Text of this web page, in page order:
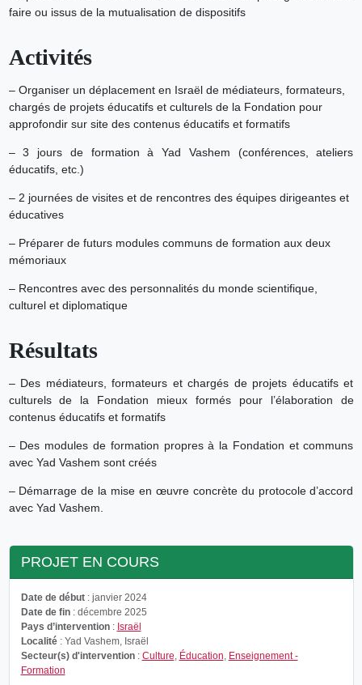
faire ou issus de la mutualisation de dispositifs
Activités
– Organiser un déplacement en Israël de médiateurs, formateurs,
chargés de projets éducatifs et culturels de la Fondation pour
approfondir sur site des contenus éducatifs et formatifs
– 3 jours de formation à Yad Vashem (conférences, ateliers
éducatifs, etc.)
– 2 journées de visites et de rencontres des équipes dirigeantes et
éducatives
– Préparer de futurs modules communs de formation aux deux
mémoriaux
– Rencontres avec des personnalités du monde scientifique,
culturel et diplomatique
Résultats
– Des médiateurs, formateurs et chargés de projets éducatifs et
culturels de la Fondation mieux formés pour l’élaboration de
contenus éducatifs et formatifs
– Des modules de formation propres à la Fondation et communs
avec Yad Vashem sont créés
– Démarrage de la mise en œuvre concrète du protocole d’accord
avec Yad Vashem.
PROJET EN COURS
Date de début: janvier 2024
Date de fin: décembre 2025
Pays d’intervention: Israël
Localité: Yad Vashem, Israël
Secteur(s) d'intervention: Culture Éducation Enseignement -
Formation